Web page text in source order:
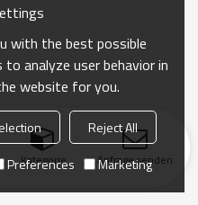
Kategorie Anfrage senden
with the best possible
to analyze user behavior in
website for you.
Reject All
Preferences Marketing